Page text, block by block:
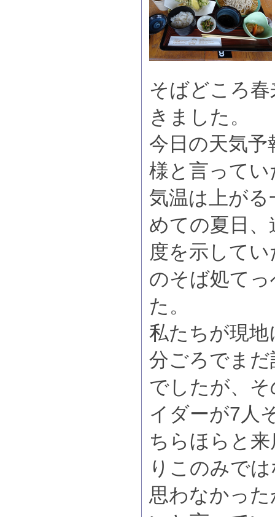
そばどころ
きました。
今日の天気
様と言って
気温は上が
めての夏日
度を示して
のそば処て
た。
私たちが現
分ごろでま
でしたが、
イダーが7人
ちらほらと
りこのみで
思わなかっ